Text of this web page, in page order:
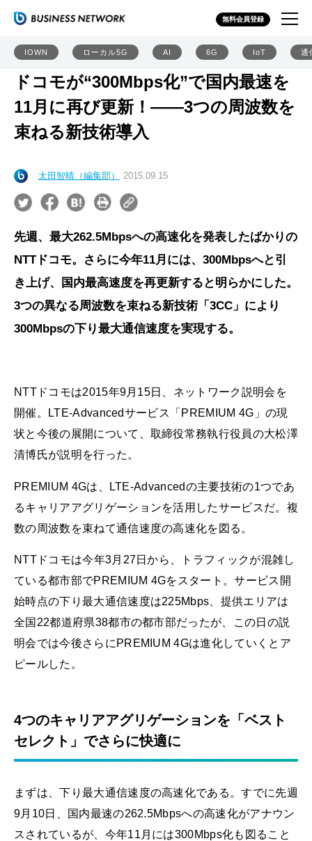
無料会員登録
IOWN ローカル5G AI 6G IoT 通
ドコモが“300Mbps化”で国内最速を
11月に再び更新！――3つの周波数を
束ねる新技術導入
太田智晴（編集部） 2015.09.15
先週、最大262.5Mbpsへの高速化を発表したばかりの
NTTドコモ。さらに今年11月には、300Mbpsへと引
き上げ、国内最高速度を再更新すると明らかにした。
3つの異なる周波数を束ねる新技術「3CC」により
300Mbpsの下り最大通信速度を実現する。
NTTドコモは2015年9月15日、ネットワーク説明会を
開催。LTE-Advancedサービス「PREMIUM 4G」の現
状と今後の展開について、取締役常務執行役員の大松澤
清博氏が説明を行った。
PREMIUM 4Gは、LTE-Advancedの主要技術の1つであ
るキャリアアグリゲーションを活用したサービスだ。複
数の周波数を束ねて通信速度の高速化を図る。
NTTドコモは今年3月27日から、トラフィックが混雑し
ている都市部でPREMIUM 4Gをスタート。サービス開
始時点の下り最大通信速度は225Mbps、提供エリアは
全国22都道府県38都市の都市部だったが、この日の説
明会では今後さらにPREMIUM 4Gは進化していくとア
ピールした。
4つのキャリアアグリゲーションを「ベスト
セレクト」でさらに快適に
まずは、下り最大通信速度の高速化である。すでに先週
9月10日、国内最速の262.5Mbpsへの高速化がアナウン
スされているが、今年11月には300Mbps化も図ること